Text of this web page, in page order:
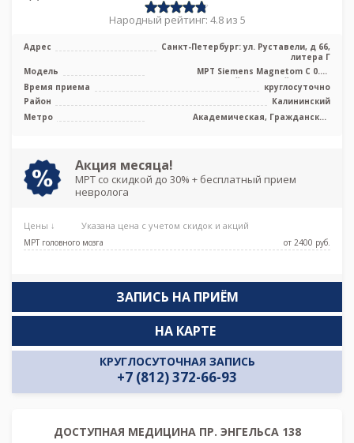
Народный рейтинг: 4.8 из 5
Адрес
Санкт-Петербург: ул. Руставели, д 66,
литера Г
Модель
МРТ Siemens Magnetom C 0.4T
среднепольный открытый тип, УЗИ
Samsung
Время приема
круглосуточно
Район
Калининский
Метро
Академическая, Гражданский
Акция месяца!
МРТ со скидкой до 30% + бесплатный прием
невролога
Цены ↓ Указана цена с учетом скидок и акций
МРТ головного мозга от 2400 pуб.
ЗАПИСЬ НА ПРИЁМ
КРУГЛОСУТОЧНАЯ ЗАПИСЬ
+7 (812) 372-66-93
НА КАРТЕ
ДОСТУПНАЯ МЕДИЦИНА ПР. ЭНГЕЛЬСА 138